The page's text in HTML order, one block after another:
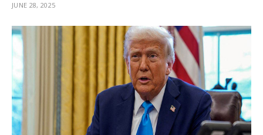
JUNE 28, 2025